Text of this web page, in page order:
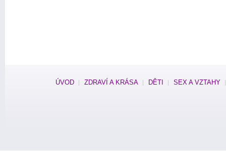
ÚVOD ZDRAVÍ A KRÁSA DĚTI SEX A VZTAHY